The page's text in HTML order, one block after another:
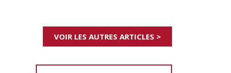
VOIR LES AUTRES ARTICLES >